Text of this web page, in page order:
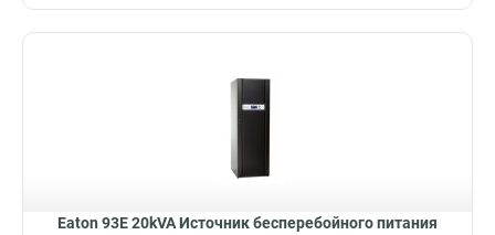
Eaton 93E 20kVA Источник бесперебойного питания